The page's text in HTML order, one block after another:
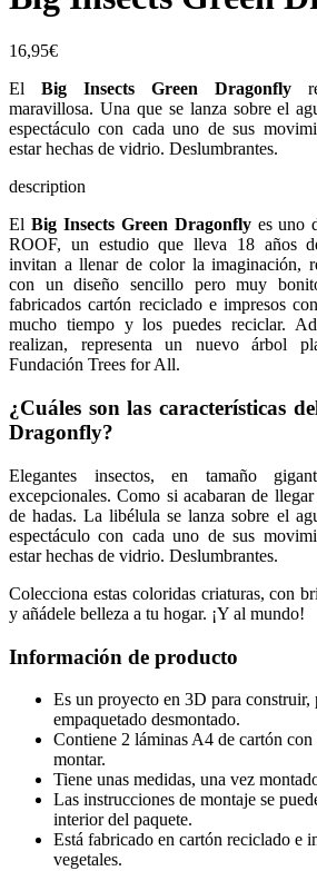
16,95€
El Big Insects Green Dragonfly
maravillosa. Una que se lanza sobre el
espectáculo con cada uno de sus
estar hechas de vidrio. Deslumbrantes.
description
El Big Insects Green Dragonfly es uno
ROOF, un estudio que lleva 18 años
invitan a llenar de color la imaginación,
con un diseño sencillo pero muy
fabricados cartón reciclado e impresos
mucho tiempo y los puedes reciclar.
realizan, representa un nuevo árbol
Fundación Trees for All.
¿Cuáles son las características
Dragonfly?
Elegantes insectos, en tamaño
excepcionales. Como si acabaran de
de hadas. La libélula se lanza sobre el
espectáculo con cada uno de sus
estar hechas de vidrio. Deslumbrantes.
Colecciona estas coloridas criaturas, con
y añádele belleza a tu hogar. ¡Y al mundo!
Información de producto
Es un proyecto en 3D para construir,
empaquetado desmontado.
Contiene 2 láminas A4 de cartón con
montar.
Tiene unas medidas, una vez
Las instrucciones de montaje se
interior del paquete.
Está fabricado en cartón reciclado e
vegetales.